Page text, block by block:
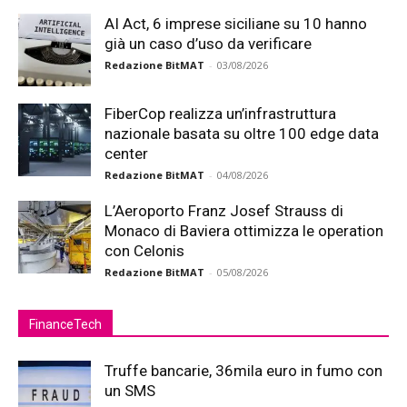
AI Act, 6 imprese siciliane su 10 hanno
già un caso d’uso da verificare
Redazione BitMAT - 03/08/2026
FiberCop realizza un’infrastruttura
nazionale basata su oltre 100 edge data
center
Redazione BitMAT - 04/08/2026
L’Aeroporto Franz Josef Strauss di
Monaco di Baviera ottimizza le operation
con Celonis
Redazione BitMAT - 05/08/2026
FinanceTech
Truffe bancarie, 36mila euro in fumo con
un SMS